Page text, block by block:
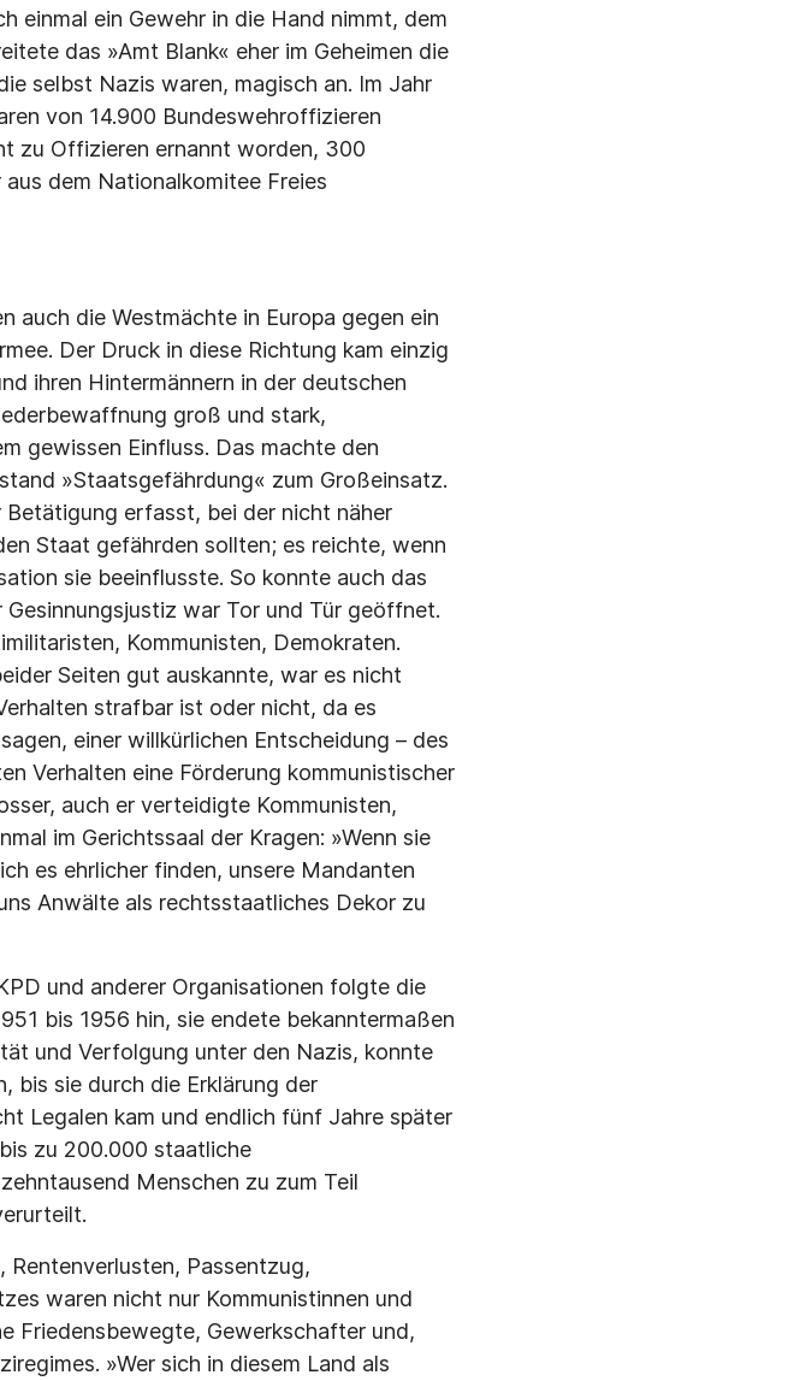
einmal ein Gewehr in die Hand nimmt, dem
das »Amt Blank« eher im Geheimen die
selbst Nazis waren, magisch an. Im Jahr
von 14.900 Bundeswehroffizieren
zu Offizieren ernannt worden, 300
dem Nationalkomitee Freies
auch die Westmächte in Europa gegen ein
Der Druck in diese Richtung kam einzig
ihren Hintermännern in der deutschen
groß und stark,
gewissen Einfluss. Das machte den
»Staatsgefährdung« zum Großeinsatz.
erfasst, bei der nicht näher
Staat gefährden sollten; es reichte, wenn
sie beeinflusste. So konnte auch das
war Tor und Tür geöffnet.
Kommunisten, Demokraten.
Seiten gut auskannte, war es nicht
strafbar ist oder nicht, da es
einer willkürlichen Entscheidung – des
Verhalten eine Förderung kommunistischer
auch er verteidigte Kommunisten,
im Gerichtssaal der Kragen: »Wenn sie
es ehrlicher finden, unsere Mandanten
Anwälte als rechtsstaatliches Dekor zu
und anderer Organisationen folgte die
bis 1956 hin, sie endete bekanntermaßen
und Verfolgung unter den Nazis, konnte
bis sie durch die Erklärung der
Legalen kam und endlich fünf Jahre später
zu 200.000 staatliche
Menschen zu zum Teil
Rentenverlusten, Passentzug,
waren nicht nur Kommunistinnen und
Friedensbewegte, Gewerkschafter und,
»Wer sich in diesem Land als